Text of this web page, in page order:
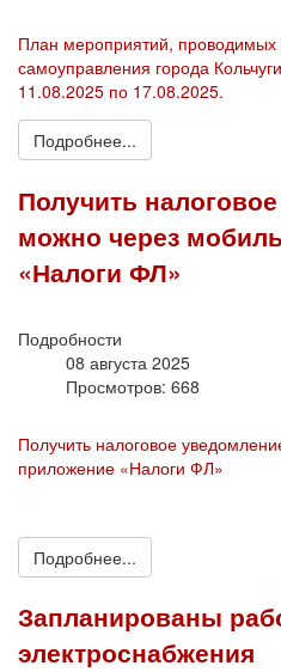
План мероприятий, проводимых
самоуправления города
11.08.2025 по 17.08.2025.
Подробнее...
Получить
можно через
«Налоги ФЛ»
Подробности
08 августа 2025
Просмотров: 668
Получить налоговое
приложение «Налоги ФЛ»
Подробнее...
Запланированы
электроснабжения